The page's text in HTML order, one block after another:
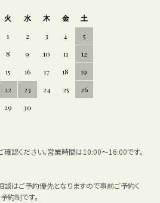
火 水 木 金
土
1
2 3 4
5
8 9 10 11
12
15 16 17 18
19
22 23 24 25
26
29 30
認ください。営業時間は10:00～16:00です。
談はご予約優先となりますので事前ご予約く
約制です。